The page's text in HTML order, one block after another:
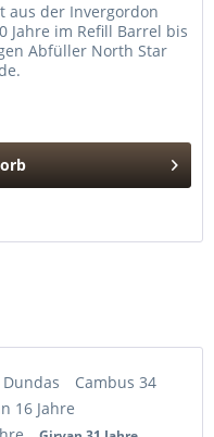
aus der Invergordon
Jahre im Refill Barrel bis
Abfüller North Star
Dundas
Cambus 34
16 Jahre